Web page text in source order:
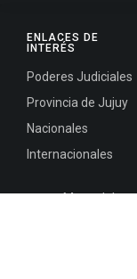
ENLACES DE
INTERÉS
Poderes Judiciales
Provincia de Jujuy
Nacionales
Internacionales
Mapa del